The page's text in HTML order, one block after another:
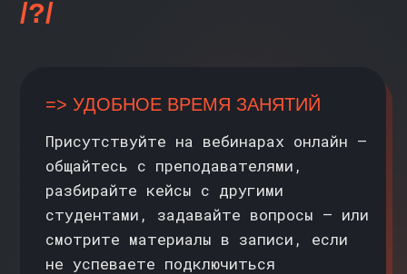
ПРОЦЕСС
ПОСТУПЛЕНИЯ>>